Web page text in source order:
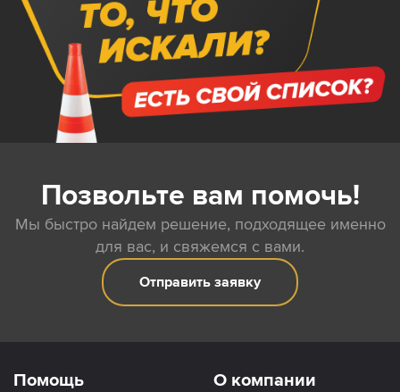
Позвольте вам помочь!
Мы быстро найдем решение, подходящее именно
для вас, и свяжемся с вами.
Отправить заявку
Помощь
О компании